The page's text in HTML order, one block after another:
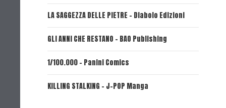
LA SAGGEZZA DELLE PIETRE - Diabolo Edizioni
GLI ANNI CHE RESTANO - BAO Publishing
1/100.000 - Panini Comics
KILLING STALKING - J-POP Manga